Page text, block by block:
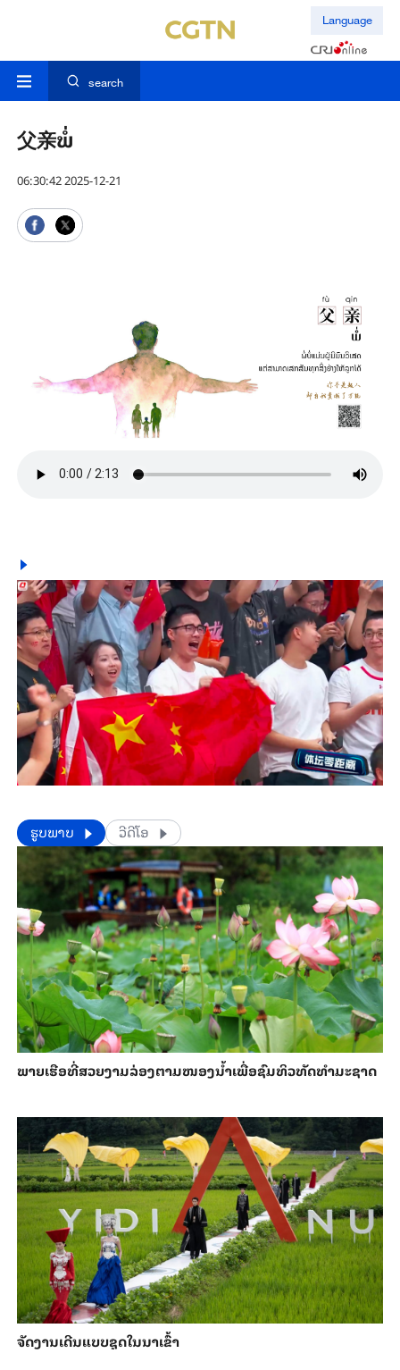
Language
search
父亲ພໍ່
06:30:42 2025-12-21
​​ຮູບພາບ ວີດີໂອ
ພາຍ​ເຮືອທີ່​ສວຍ​ງາມ​ລ່ອງ​ຕາມ​​ໜອງນ້ຳ​​ເພື່ອ​ຊົມ​ທິວ​ທັດ​ທຳ​ມະ​ຊາດ
ຈັດງານເດີນແບບຊຸດໃນນາເຂົ້າ